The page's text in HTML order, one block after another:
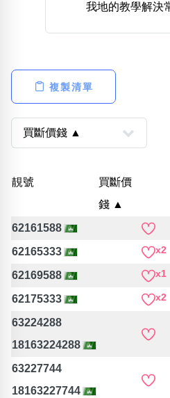
清
高級分類 i
幸運號分類
次數分類
生日分類
我地的教學解決
複製清單
靚號
買斷價
錢 ▲
62161588
62165333 x2
62169588 x1
62175333 x2
63224288
18163224288
63227744
18163227744